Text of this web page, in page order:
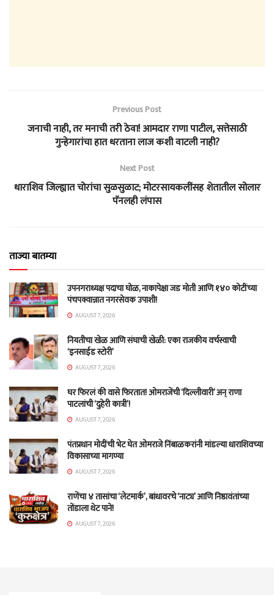
Previous Post
जनाची नाही, तर मनाची तरी ठेवा! आमदार राणा पाटील, सत्तेसाठी
गुन्हेगारांचा हात धरताना लाज कशी वाटली नाही?
Next Post
धाराशिव जिल्ह्यात चोरांचा सुळसुळाट; मोटरसायकलींसह शेतातील सोलार
पॅनलही लंपास
ताज्या बातम्या
उपनगराध्यक्ष पदाचा घोळ, नाकापेक्षा जड मोती आणि १४० कोटींच्या
पंचपक्वान्नात नगरसेवक उपाशी!
AUGUST 7, 2026
नियतीचा खेळ आणि संघाची खेळी: एका राजकीय वर्चस्वाची
‘इनसाईड स्टोरी’
AUGUST 7, 2026
घर फिरलं की वासे फिरतात! ओमराजेंची ‘दिल्लीवारी’ अन् राणा
पाटलांची ‘दुहेरी कात्री’!
AUGUST 7, 2026
पंतप्रधान मोदींची भेट घेत ओमराजे निंबाळकरांनी मांडल्या धाराशिवच्या
विकासाच्या मागण्या
AUGUST 7, 2026
राणेंचा ४ तासांचा ‘लेटमार्क’, बांधावरचे ‘नाट्य’ आणि निष्ठावंतांच्या
तोंडाला थेट पाने!
AUGUST 7, 2026